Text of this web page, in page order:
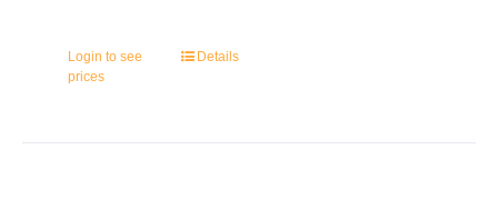
Login to see
prices
Details